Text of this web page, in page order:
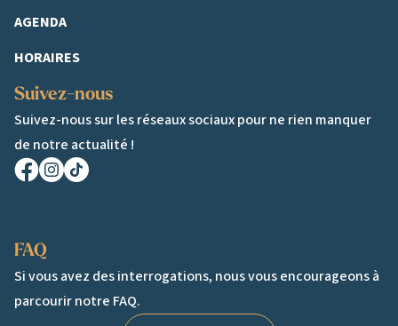
AGENDA
HORAIRES
Suivez-nous
Suivez-nous sur les réseaux sociaux pour ne rien manquer
de notre actualité !
FAQ
Si vous avez des interrogations, nous vous encourageons à
parcourir notre FAQ.